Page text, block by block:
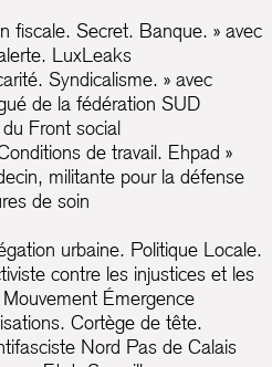
fiscale. Secret. Banque. » avec
LuxLeaks
Syndicalisme. » avec
de la fédération SUD
Front social
de travail. Ehpad »
militante pour la défense
de soin
urbaine. Politique Locale.
contre les injustices et les
Émergence
Cortège de tête.
Nord Pas de Calais